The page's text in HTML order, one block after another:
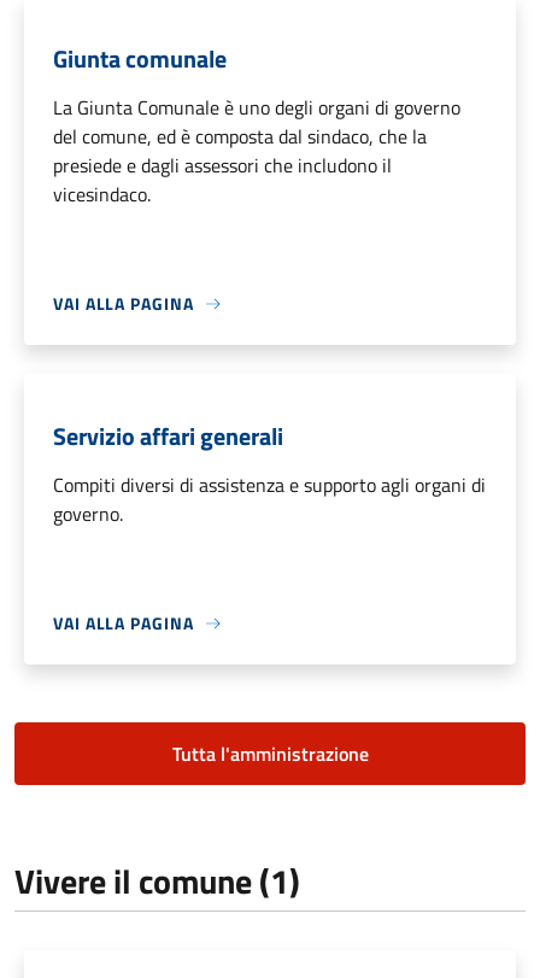
Giunta comunale
La Giunta Comunale è uno degli organi di governo
del comune, ed è composta dal sindaco, che la
presiede e dagli assessori che includono il
vicesindaco.
VAI ALLA PAGINA
Servizio affari generali
Compiti diversi di assistenza e supporto agli organi di
governo.
VAI ALLA PAGINA
Tutta l'amministrazione
Vivere il comune (1)